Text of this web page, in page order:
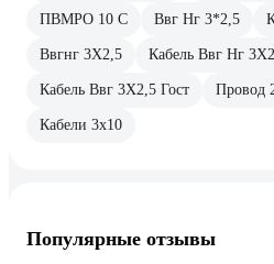
ПВМРО 10 С Ввг Нг 3*2,5
Ввгнг 3Х2,5 Кабель Ввг Нг
Кабель Ввг 3Х2,5 Гост Провод
Кабели 3х10
Популярные отзывы